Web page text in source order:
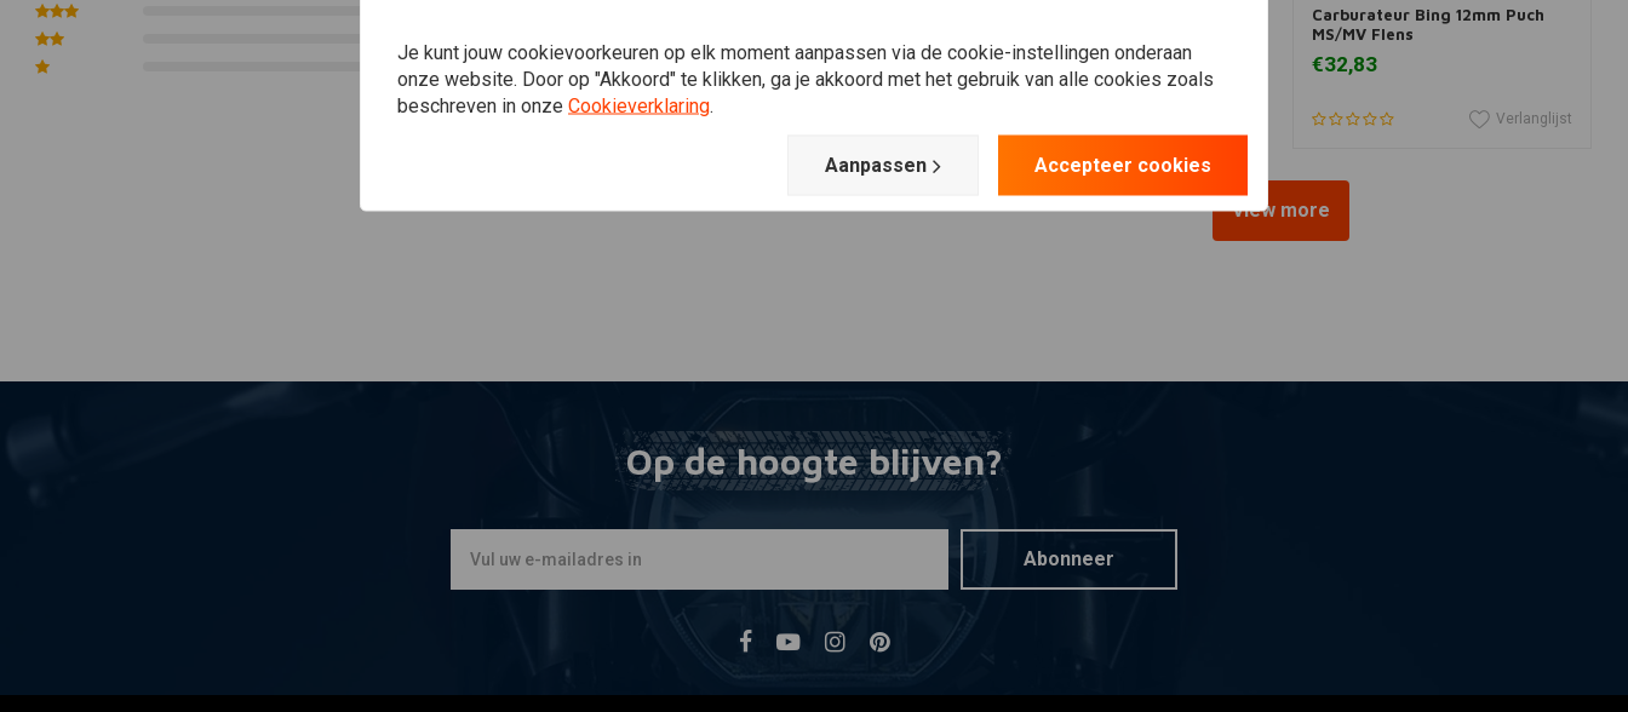
€8,16
Carburateur Bing 12mm Puch
MS/MV Flens
€32,83
Verlanglijst
View more
Op de hoogte blijven?
Abonneer
Je kunt jouw cookievoorkeuren op elk moment aanpassen via de cookie-instellingen onderaan
onze website. Door op "Akkoord" te klikken, ga je akkoord met het gebruik van alle cookies zoals
beschreven in onze Cookieverklaring.
Aanpassen Accepteer cookies